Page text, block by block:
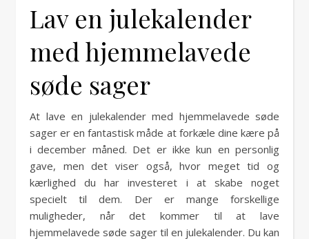
Lav en julekalender
med hjemmelavede
søde sager
At lave en julekalender med hjemmelavede søde
sager er en fantastisk måde at forkæle dine kære på
i december måned. Det er ikke kun en personlig
gave, men det viser også, hvor meget tid og
kærlighed du har investeret i at skabe noget
specielt til dem. Der er mange forskellige
muligheder, når det kommer til at lave
hjemmelavede søde sager til en julekalender. Du kan